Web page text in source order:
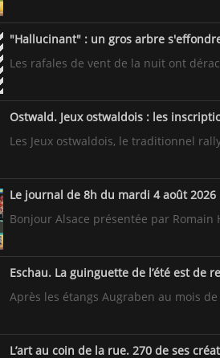
"Hallucinant" : un gros arbre
Les rafales de vent de la nuit ont
Ostwald. Jeux ostwaldois : les
Les Jeux ostwaldois, le traditionnel
Le journal de 8h du mardi 4 août 2026
Bonjour Alsace présentée par
Eschau. La guinguette de l’été est de
Après les étangs Augraben au mois
L’art au coin de la rue. 270 de ses